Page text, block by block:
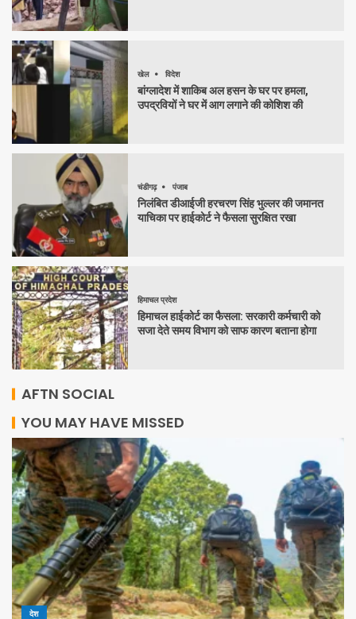
खेल विदेश
बांग्लादेश में शाकिब अल हसन के घर पर हमला,
उपद्रवियों ने घर में आग लगाने की कोशिश की
चंडीगढ़ पंजाब
निलंबित डीआईजी हरचरण सिंह भुल्लर की जमानत
याचिका पर हाईकोर्ट ने फैसला सुरक्षित रखा
हिमाचल प्रदेश
हिमाचल हाईकोर्ट का फैसला: सरकारी कर्मचारी को
सजा देते समय विभाग को साफ कारण बताना होगा
AFTN SOCIAL
YOU MAY HAVE MISSED
देश